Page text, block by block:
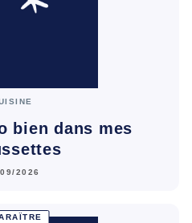
bien dans mes
2026